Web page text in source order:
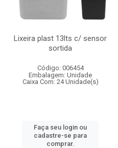
Lixeira plast 13lts c/ sensor
sortida
Código: 006454
Embalagem: Unidade
Caixa Com: 24 Unidade(s)
Faça seu login ou
cadastre-se para
comprar.